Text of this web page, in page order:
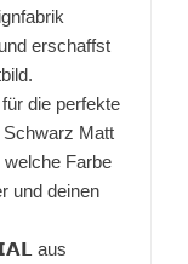
erschaffst
die perfekte
Schwarz Matt
Farbe
und deinen
aus